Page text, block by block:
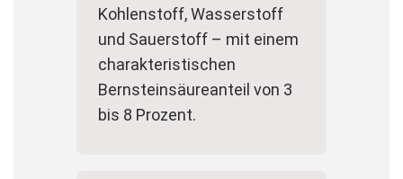
Kohlenstoff, Wasserstoff
und Sauerstoff – mit einem
charakteristischen
Bernsteinsäureanteil von 3
bis 8 Prozent.